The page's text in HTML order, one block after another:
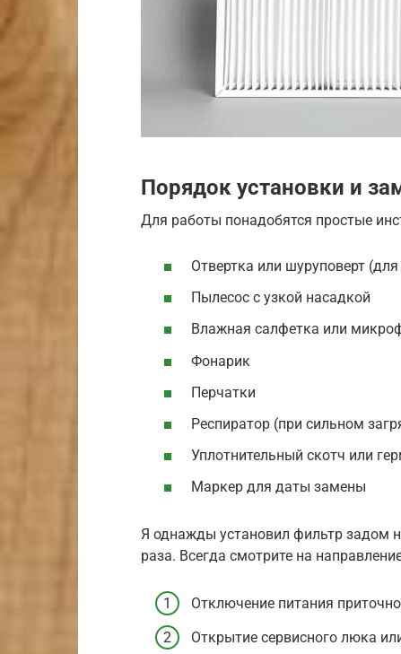
Порядок установки и
Для работы понадобятся простые
Отвертка или шуруповерт
Пылесос с узкой насадкой
Влажная салфетка или
Фонарик
Перчатки
Респиратор (при сильном
Уплотнительный скотч или
Маркер для даты замены
Я однажды установил фильтр задом
раза. Всегда смотрите на
Отключение питания
Открытие сервисного люка